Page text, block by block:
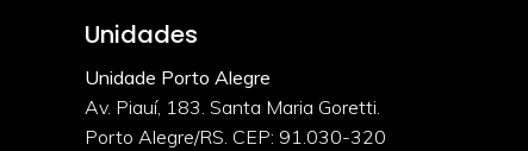
Unidades
Unidade Porto Alegre
Av. Piauí, 183. Santa Maria Goretti.
Porto Alegre/RS. CEP: 91.030-320